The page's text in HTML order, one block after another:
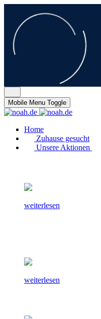
Mobile Menu Toggle
Home
Zuhause gesucht
Unsere Aktionen
weiterlesen
weiterlesen